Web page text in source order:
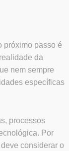
próximo passo é
da
nem sempre
específicas
processos
Por
considerar o